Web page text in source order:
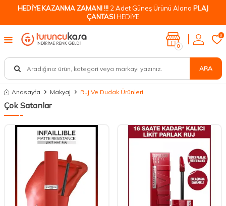
HEDİYE KAZANMA ZAMANI !!! 2 Adet Güneş Ürünü Alana PLAJ
ÇANTASIHEDİYE
ARA
0
0
Anasayfa Makyaj Ruj Ve Dudak Ürünleri
Çok Satanlar